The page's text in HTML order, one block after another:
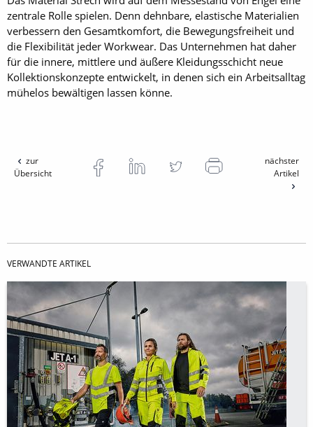
zentrale Rolle spielen. Denn dehnbare, elastische Materialien
verbessern den Gesamtkomfort, die Bewegungsfreiheit und
die Flexibilität jeder Workwear. Das Unternehmen hat daher
für die innere, mittlere und äußere Kleidungsschicht neue
Kollektionskonzepte entwickelt, in denen sich ein Arbeitsalltag
mühelos bewältigen lassen könne.
zur
Übersicht
nächster
Artikel
VERWANDTE ARTIKEL